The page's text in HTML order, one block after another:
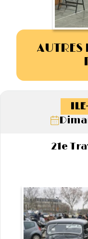
AUTRES
21e